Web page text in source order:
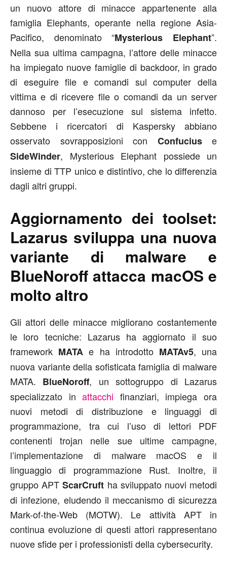
un nuovo attore di minacce appartenente alla
famiglia Elephants, operante nella regione Asia-
Pacifico, denominato “Mysterious Elephant”.
Nella sua ultima campagna, l’attore delle minacce
ha impiegato nuove famiglie di backdoor, in grado
di eseguire file e comandi sul computer della
vittima e di ricevere file o comandi da un server
dannoso per l’esecuzione sul sistema infetto.
Sebbene i ricercatori di Kaspersky abbiano
osservato sovrapposizioni con Confuciuse
SideWinder, Mysterious Elephant possiede un
insieme di TTP unico e distintivo, che lo differenzia
dagli altri gruppi.
Aggiornamento dei toolset:
Lazarus sviluppa una nuova
variante di malware e
BlueNoroff attacca macOS e
molto altro
Gli attori delle minacce migliorano costantemente
le loro tecniche: Lazarus ha aggiornato il suo
framework MATA e ha introdotto MATAv5, una
nuova variante della sofisticata famiglia di malware
MATA. BlueNoroff, un sottogruppo di Lazarus
specializzato inattacchi finanziari, impiega ora
nuovi metodi di distribuzione e linguaggi di
programmazione, tra cui l’uso di lettori PDF
contenenti trojan nelle sue ultime campagne,
l’implementazione di malware macOS e il
linguaggio di programmazione Rust. Inoltre, il
gruppo APTScarCruft ha sviluppato nuovi metodi
di infezione, eludendo il meccanismo di sicurezza
Mark-of-the-Web (MOTW). Le attività APT in
continua evoluzione di questi attori rappresentano
nuove sfide per i professionisti della cybersecurity.